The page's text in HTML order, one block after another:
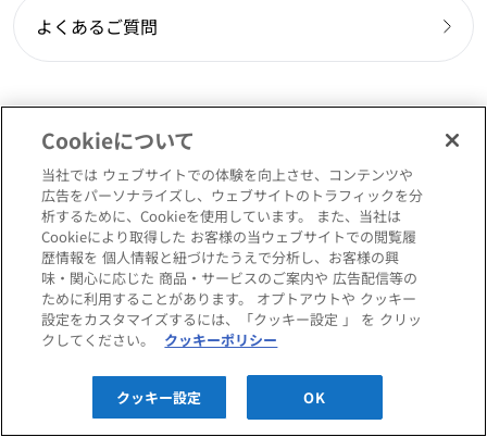
よくあるご質問
ABOUT comfortQ - コンフォートQとは
会社概要
Cookieについて
当社では ウェブサイトでの体験を向上させ、コンテンツや
広告をパーソナライズし、ウェブサイトのトラフィックを分
析するために、Cookieを使用しています。 また、当社は
Cookieにより取得した お客様の当ウェブサイトでの閲覧履
歴情報を 個人情報と紐づけたうえで分析し、お客様の興
味・関心に応じた 商品・サービスのご案内や 広告配信等の
ために利用することがあります。 オプトアウトや クッキー
設定をカスタマイズするには、「クッキー設定 」 を クリッ
クしてください。
クッキーポリシー
クッキー設定 OK